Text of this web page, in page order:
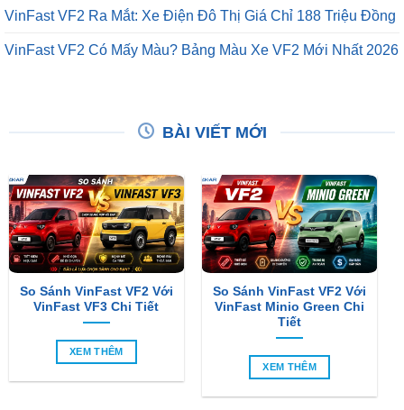
VinFast VF2 Ra Mắt: Xe Điện Đô Thị Giá Chỉ 188 Triệu Đồng
VinFast VF2 Có Mấy Màu? Bảng Màu Xe VF2 Mới Nhất 2026
BÀI VIẾT MỚI
So Sánh VinFast VF2 Với
VinFast VF3 Chi Tiết
XEM THÊM
So Sánh VinFast VF2 Với
VinFast Minio Green Chi
Tiết
XEM THÊM